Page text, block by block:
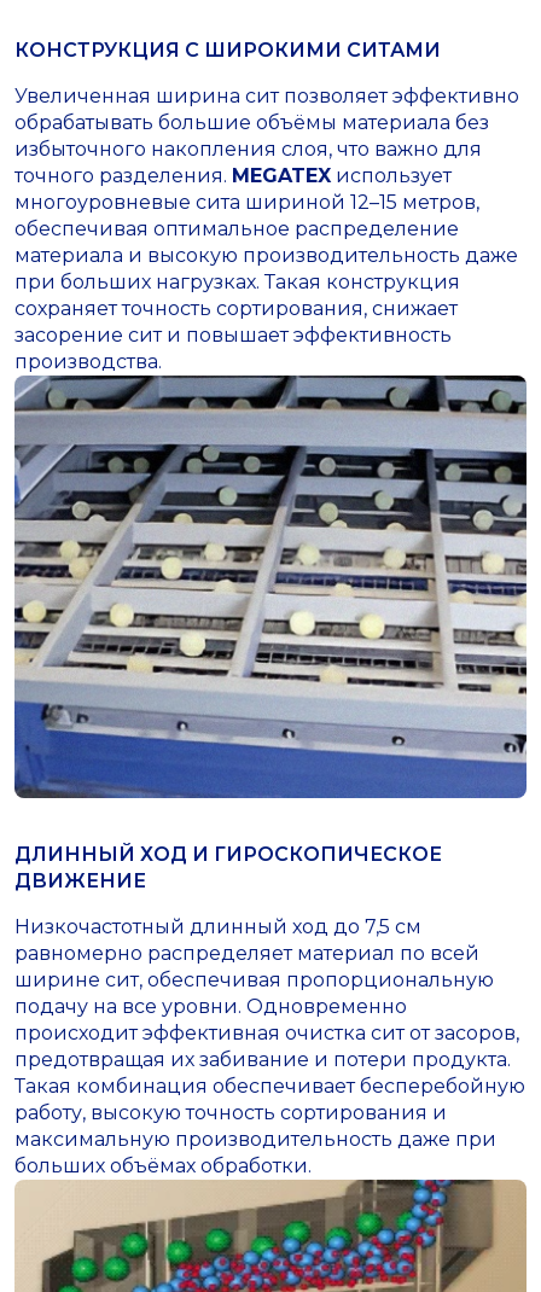
КОНСТРУКЦИЯ С ШИРОКИМИ СИТАМИ
Увеличенная ширина сит позволяет эффективно
обрабатывать большие объёмы материала без
избыточного накопления слоя, что важно для
точного разделения. MEGATEX использует
многоуровневые сита шириной 12–15 метров,
обеспечивая оптимальное распределение
материала и высокую производительность даже
при больших нагрузках. Такая конструкция
сохраняет точность сортирования, снижает
засорение сит и повышает эффективность
производства.
ДЛИННЫЙ ХОД И ГИРОСКОПИЧЕСКОЕ
ДВИЖЕНИЕ
Низкочастотный длинный ход до 7,5 см
равномерно распределяет материал по всей
ширине сит, обеспечивая пропорциональную
подачу на все уровни. Одновременно
происходит эффективная очистка сит от засоров,
предотвращая их забивание и потери продукта.
Такая комбинация обеспечивает бесперебойную
работу, высокую точность сортирования и
максимальную производительность даже при
больших объёмах обработки.